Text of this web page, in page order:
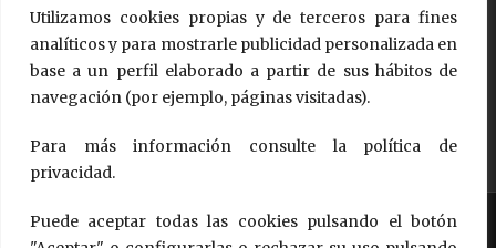
Utilizamos cookies propias y de terceros para fines
analíticos y para mostrarle publicidad personalizada en
base a un perfil elaborado a partir de sus hábitos de
navegación (por ejemplo, páginas visitadas).
Para más información consulte la política de
privacidad.
Puede aceptar todas las cookies pulsando el botón
Rollos de salmón y queso
18 Jul 2018
Copyright © 2018 - 2026 Queso de Oveja Pago "Los Vivales"
Design by Questión de Imagen Comunicación